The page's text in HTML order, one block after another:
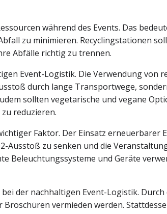
während des Events. Das
zu minimieren. Recyclingstationen
Abfälle richtig zu trennen.
Event-Logistik. Die Verwendung von
durch lange Transportwege,
sollten vegetarische und vegane
reduzieren.
Faktor. Der Einsatz erneuerbarer
Ausstoß zu senken und die
Beleuchtungssysteme und Geräte
der nachhaltigen Event-Logistik.
vermieden werden.